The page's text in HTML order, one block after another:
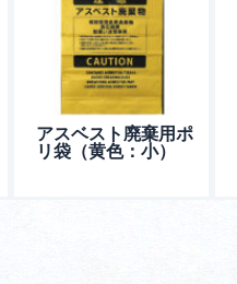
アスベスト廃棄用ポ
リ袋（黄色：小）